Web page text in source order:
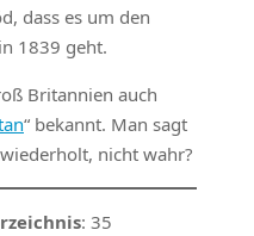
dass es um den
1839 geht.
Britannien auch
“ bekannt. Man sagt
nicht wahr?
: 35